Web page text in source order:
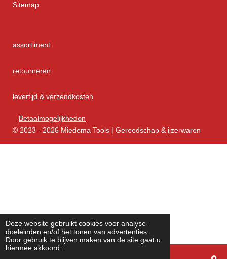
Deze website gebruikt cookies voor analyse-
doeleinden en/of het tonen van advertenties.
Door gebruik te blijven maken van de site gaat u
hiermee akkoord.
Sitemap
assortiment
retourneren
levertijd & verzendkosten
Betaalmogelijkheden
© 2023 - 2026 Miedema Tools | Gereedschap & ijzerwaren